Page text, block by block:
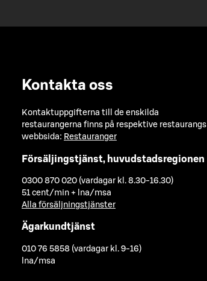
Kontakta oss
Kontaktuppgifterna till de enskilda
restaurangerna finns på respektive restaurangs
webbsida: Restauranger
Försäljingstjänst, huvudstadsregionen
0300 870 020 (vardagar kl. 8.30-16.30)
51 cent/min + lna/msa
Alla försäljningstjänster
Ägarkundtjänst
010 76 5858 (vardagar kl. 9-16)
lna/msa